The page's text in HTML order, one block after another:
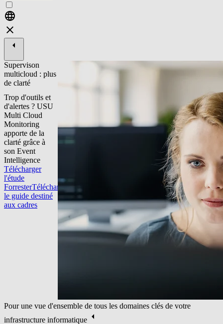
Supervison
multicloud : plus
de clarté
Trop d'outils et
d'alertes ? USU
Multi Cloud
Monitoring
apporte de la
clarté grâce à
son Event
Intelligence
Télécharger
l'étude
ForresterTélécharger
le guide destiné
aux cadres
Pour une vue d'ensemble de tous les domaines clés de votre
infrastructure informatique